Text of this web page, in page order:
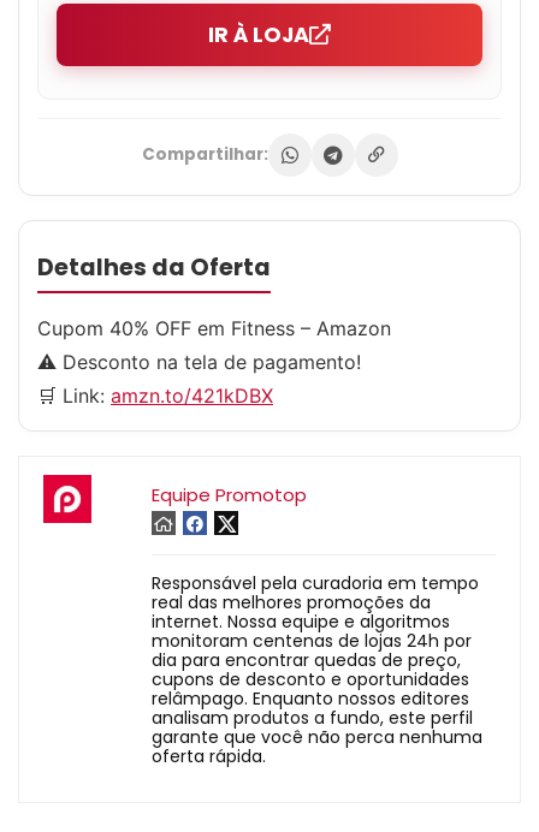
IR À LOJA
Compartilhar:
Detalhes da Oferta
Cupom 40% OFF em Fitness – Amazon
⚠️ Desconto na tela de pagamento!
🛒 Link: amzn.to/421kDBX
Equipe Promotop
Responsável pela curadoria em tempo
real das melhores promoções da
internet. Nossa equipe e algoritmos
monitoram centenas de lojas 24h por
dia para encontrar quedas de preço,
cupons de desconto e oportunidades
relâmpago. Enquanto nossos editores
analisam produtos a fundo, este perfil
garante que você não perca nenhuma
oferta rápida.